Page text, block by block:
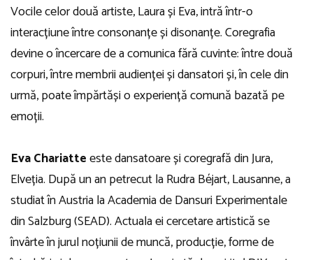
Vocile celor două artiste, Laura și Eva, intră într-o
interacțiune între consonanțe și disonanțe. Coregrafia
devine o încercare de a comunica fără cuvinte: între două
corpuri, între membrii audienței și dansatori și, în cele din
urmă, poate împărtăși o experiență comună bazată pe
emoții.
Eva Chariatteeste dansatoare și coregrafă din Jura,
Elveția. După un an petrecut la Rudra Béjart, Lausanne, a
studiat în Austria la Academia de Dansuri Experimentale
din Salzburg (SEAD). Actuala ei cercetare artistică se
învârte în jurul noțiunii de muncă, producție, forme de